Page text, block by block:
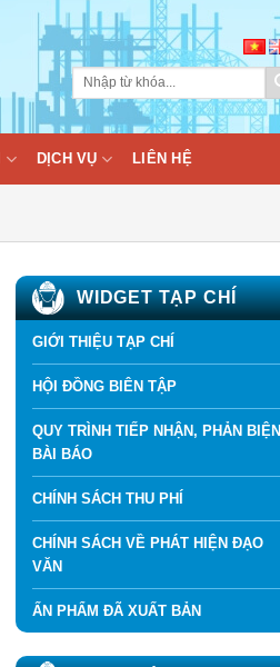
DỊCH VỤ LIÊN HỆ
WIDGET TẠP CHÍ
GIỚI THIỆU TẠP CHÍ
HỘI ĐỒNG BIÊN TẬP
QUY TRÌNH TIẾP NHẬN, PHẢN BIỆN
BÀI BÁO
CHÍNH SÁCH THU PHÍ
CHÍNH SÁCH VỀ PHÁT HIỆN ĐẠO
VĂN
ẤN PHẨM ĐÃ XUẤT BẢN